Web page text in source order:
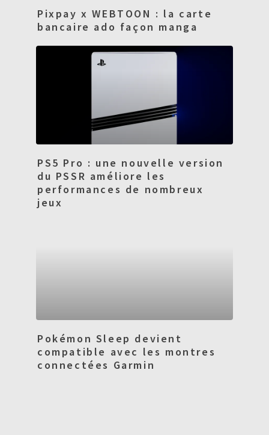
Pixpay x WEBTOON : la carte
bancaire ado façon manga
PS5 Pro : une nouvelle version
du PSSR améliore les
performances de nombreux
jeux
Pokémon Sleep devient
compatible avec les montres
connectées Garmin